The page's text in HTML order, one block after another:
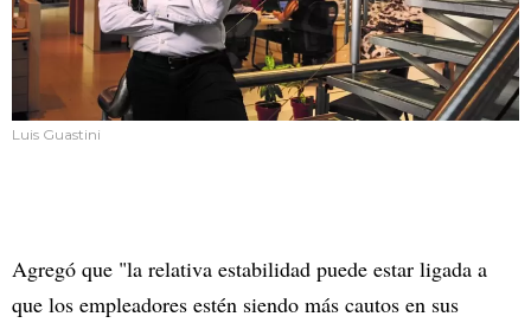
Luis Guastini
Agregó que "la relativa estabilidad puede estar ligada a
que los empleadores estén siendo más cautos en sus